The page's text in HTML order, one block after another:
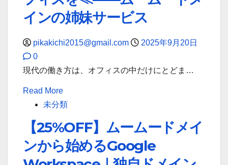
ム
ー
ド
イ
始
め
る
独
インの姉妹サービス
pikakichi2015@gmail.com
2025年9月20日
0
現代の働き方は、オフィスの中だけにとどま…
Read MoreRead
more
固
定
未分類
【25%OFF】ムームードメイ
ンから始めるGoogle